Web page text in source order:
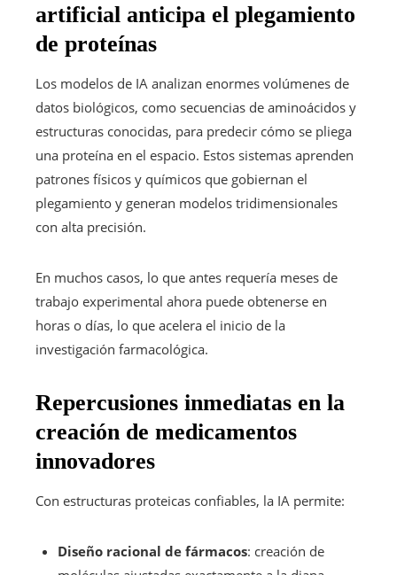
artificial anticipa el plegamiento
de proteínas
Los modelos de IA analizan enormes volúmenes de
datos biológicos, como secuencias de aminoácidos y
estructuras conocidas, para predecir cómo se pliega
una proteína en el espacio. Estos sistemas aprenden
patrones físicos y químicos que gobiernan el
plegamiento y generan modelos tridimensionales
con alta precisión.
En muchos casos, lo que antes requería meses de
trabajo experimental ahora puede obtenerse en
horas o días, lo que acelera el inicio de la
investigación farmacológica.
Repercusiones inmediatas en la
creación de medicamentos
innovadores
Con estructuras proteicas confiables, la IA permite:
Diseño racional de fármacos: creación de